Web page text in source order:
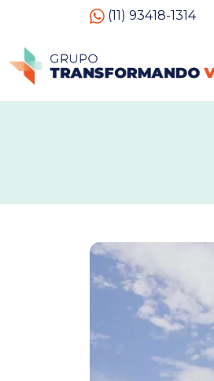
(11) 93418-1314